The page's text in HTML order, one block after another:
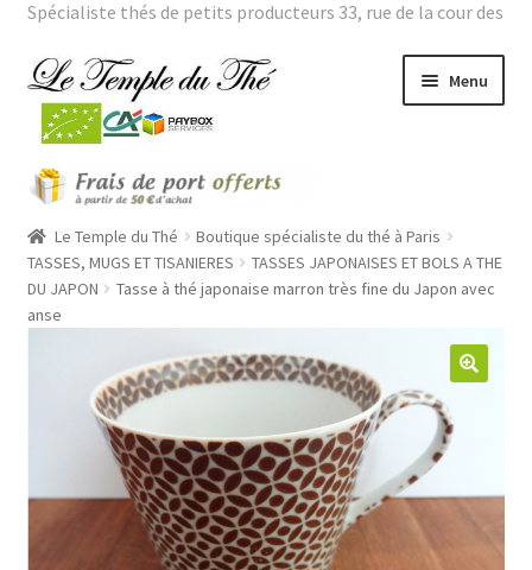
Spécialiste thés de petits producteurs 33, rue de la cour des
Aller
à
Aller
au
contenu
Menu
THES BIO
enfant
THES VERTS GRANDES ORIGINES
le
menu
THES PARFUMES
Ouvrir
menu
enfant
Ouvrir
le
ROOÏBOS
Le Temple du Thé
Boutique spécialiste du thé à Paris
TASSES, MUGS ET TISANIERES
TASSES JAPONAISES ET BOLS A THE
DU JAPON
Tasse à thé japonaise marron très fine du Japon avec
anse